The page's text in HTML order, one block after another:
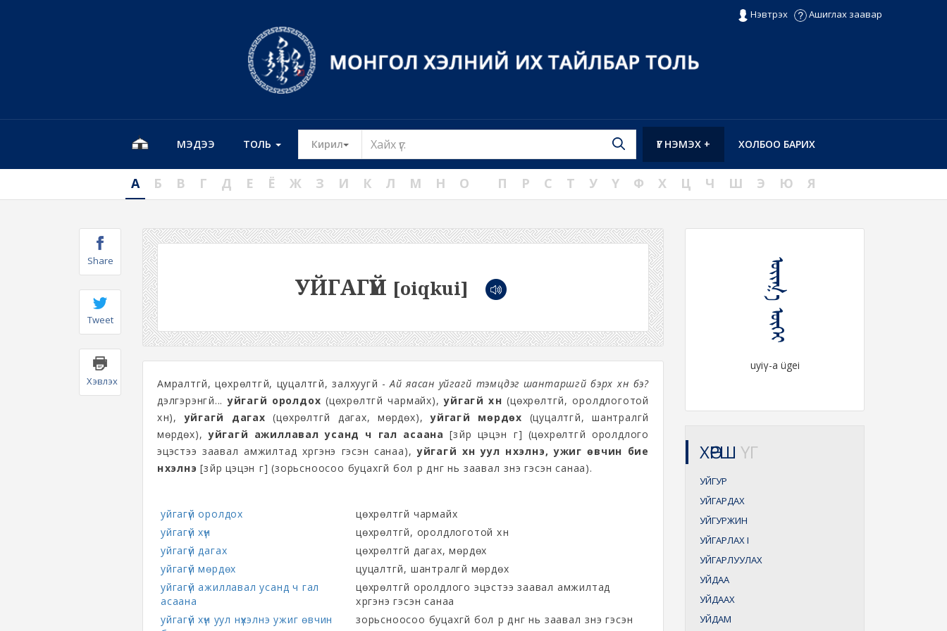
Нэвтрэх Ашиглах заавар
МЭДЭЭ ТОЛЬ Кирил Toggle Dropdown ХОЛБОО БАРИХ
ҮГ НЭМЭХ +
А Б В Г Д Е Ё Ж З И К Л М Н О П Р С Т У Ү Ф Х Ц Ч Ш Э Ю Я
Share
Tweet
Хэвлэх
УЙГАГҮЙ [oiqkui]
Амралтгүй, цөхрөлтгүй, цуцалтгүй, залхуугүй -Ай яасан уйгагүй тэмцдэг шантаршгүй бэрх хүн бэ?
дэлгэрэнгүй... уйгагүй оролдох (цөхрөлтгүй чармайх),уйгагүй хүн (цөхрөлтгүй, оролдлоготой
хүн),уйгагүй дагах (цөхрөлтгүй дагах, мөрдөх),уйгагүй мөрдөх (цуцалтгүй, шантралгүй
мөрдөх),уйгагүй ажиллавал усанд ч гал асаана [зүйр цэцэн үг] (цөхрөлтгүй оролдлого
эцэстээ заавал амжилтад хүргэнэ гэсэн санаа),уйгагүй хүн уул нүхэлнэ, ужиг өвчин бие
нүхэлнэ [зүйр цэцэн үг] (зорьсноосоо буцахгүй бол үр дүнг нь заавал үзнэ гэсэн санаа).
уйгагүй оролдох
цөхрөлтгүй чармайх
уйгагүй хүн
цөхрөлтгүй, оролдлоготой хүн
уйгагүй дагах
цөхрөлтгүй дагах, мөрдөх
уйгагүй мөрдөх
цуцалтгүй, шантралгүй мөрдөх
уйгагүй ажиллавал усанд ч гал
асаана
цөхрөлтгүй оролдлого эцэстээ заавал амжилтад
хүргэнэ гэсэн санаа
уйгагүй хүн уул нүхэлнэ ужиг өвчин
зорьсноосоо буцахгүй бол үр дүнг нь заавал үзнэ гэсэн
ᠤᠶᠢᠭ᠎ᠠ ᠦᠭᠡᠢ
uyiγ-a ügei
ХӨРШ ҮГ
УЙГУР
УЙГАРДАХ
УЙГУРЖИН
УЙГАРЛАХI
УЙГАРЛУУЛАХ
УЙДАА
УЙДААХ
УЙДАМ